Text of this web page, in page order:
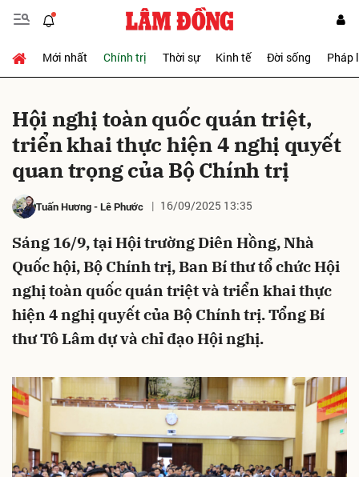
Mới nhất Chính trị Thời sự Kinh tế Đời sống Pháp
Hội nghị toàn quốc quán triệt,
triển khai thực hiện 4 nghị quyết
quan trọng của Bộ Chính trị
Tuấn Hương-Lê Phước 16/09/2025 13:35
Sáng 16/9, tại Hội trường Diên Hồng, Nhà
Quốc hội, Bộ Chính trị, Ban Bí thư tổ chức Hội
nghị toàn quốc quán triệt và triển khai thực
hiện 4 nghị quyết của Bộ Chính trị. Tổng Bí
thư Tô Lâm dự và chỉ đạo Hội nghị.
Gửi bình luận
Hủy Gửi